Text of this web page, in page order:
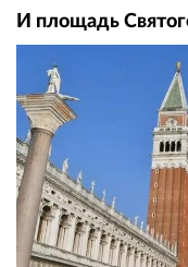
И площадь